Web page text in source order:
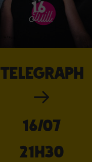
Telegraph
16/07
21H30